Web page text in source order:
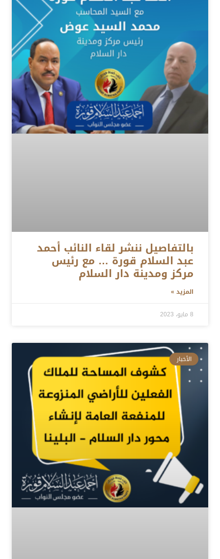
بالتفاصيل ننشر لقاء النائب أحمد
عبد السلام قورة … مع رئيس
مركز ومدينة دار السلام
المزيد »
8 مايو، 2023
الأخبار